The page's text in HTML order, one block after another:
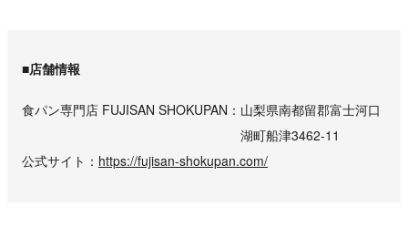
■店舗情報
食パン専門店 FUJISAN SHOKUPAN
山梨県南都留郡富士河口
湖町船津3462-11
公式サイト
https://fujisan-shokupan.com/